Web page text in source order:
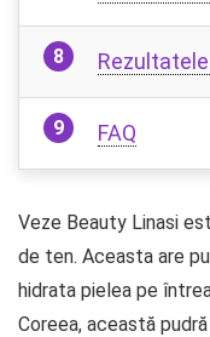
FAQ
Veze Beauty Linasi
de ten. Aceasta are
hidrata pielea pe
Coreea, această